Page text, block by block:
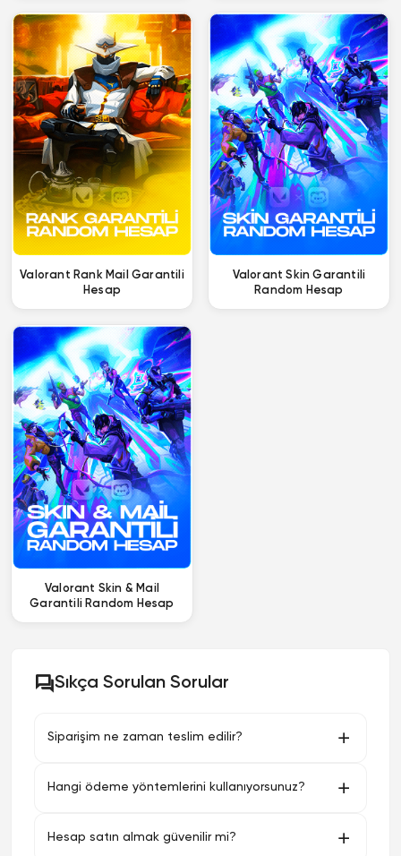
Valorant Rank Mail Garantili
Hesap
Valorant Skin Garantili
Random Hesap
Valorant Skin & Mail
Garantili Random Hesap
Sıkça Sorulan Sorular
Siparişim ne zaman teslim edilir?
Hangi ödeme yöntemlerini kullanıyorsunuz?
Hesap satın almak güvenilir mi?